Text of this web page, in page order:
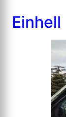
Einhell